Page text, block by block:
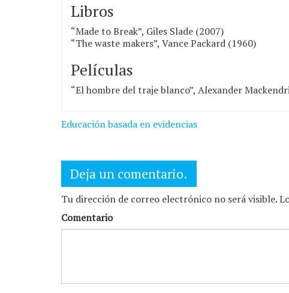
Libros
“Made to Break”, Giles Slade (2007)
“The waste makers”, Vance Packard (1960)
Películas
“El hombre del traje blanco”, Alexander
Navegación
entradas
Educación basada en evidencias
Deja un comentario.
Tu dirección de correo electrónico no será visible.
Comentario